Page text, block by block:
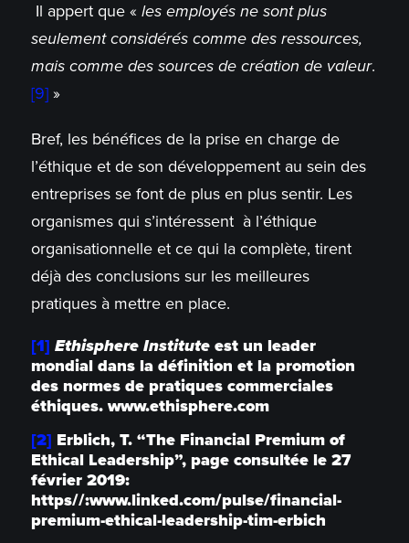
Il appert que « les employés ne sont plus
seulement considérés comme des ressources,
mais comme des sources de création de valeur.
[9]»
Bref, les bénéfices de la prise en charge de
l’éthique et de son développement au sein des
entreprises se font de plus en plus sentir. Les
organismes qui s’intéressent à l’éthique
organisationnelle et ce qui la complète, tirent
déjà des conclusions sur les meilleures
pratiques à mettre en place.
[1] Ethisphere Instituteest un leader
mondial dans la définition et la promotion
des normes de pratiques commerciales
éthiques. www.ethisphere.com
[2] Erblich, T. “The Financial Premium of
Ethical Leadership”, page consultée le 27
février 2019:
https//:www.linked.com/pulse/financial-
premium-ethical-leadership-tim-erbich